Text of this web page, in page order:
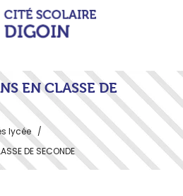
EN CLASSE DE
lycée /
DE SECONDE